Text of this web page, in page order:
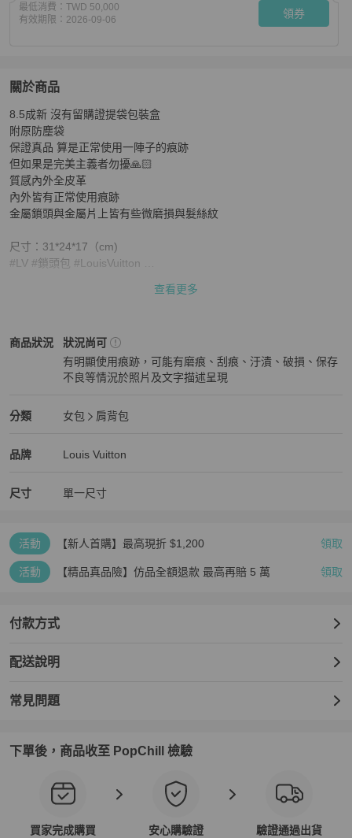
最低消費： TWD 50,000
有效期限： 2026-09-06 領券
關於商品
關於便宜賣 LV LOUIS VUITTON黑色質感全皮革公事包大容
8.5成新 沒有留購證提袋包裝盒
附原防塵袋
保證真品 算是正常使用一陣子的痕跡
但如果是完美主義者勿擾🙏🏻
質感內外全皮革
內外皆有正常使用痕跡
金屬鎖頭與金屬片上皆有些微磨損與髮絲紋
尺寸：31*24*17（cm)
#LV #鎖頭包 #LouisVuitton
查看更多
商品狀況
Louis Vuitton女包商品狀態與細節
狀況尚可
有明顯使用痕跡，可能有磨痕、刮痕、汙漬、破損、保存
不良等情況於照片及文字描述呈現
分類
Louis Vuitton女包 分類資訊
女包
肩背包
品牌
Louis Vuitton精品女包品牌介紹
Louis Vuitton
Louis Vuitton推薦清單
尺寸 單一尺寸
活動 【新人首購】最高現折 $1,200 領取
活動 【精品真品險】仿品全額退款 最高再賠 5 萬 領取
付款方式
配送說明
常見問題
下單後，商品收至 PopChill 檢驗
買家完成購買 安心購驗證 驗證通過出貨